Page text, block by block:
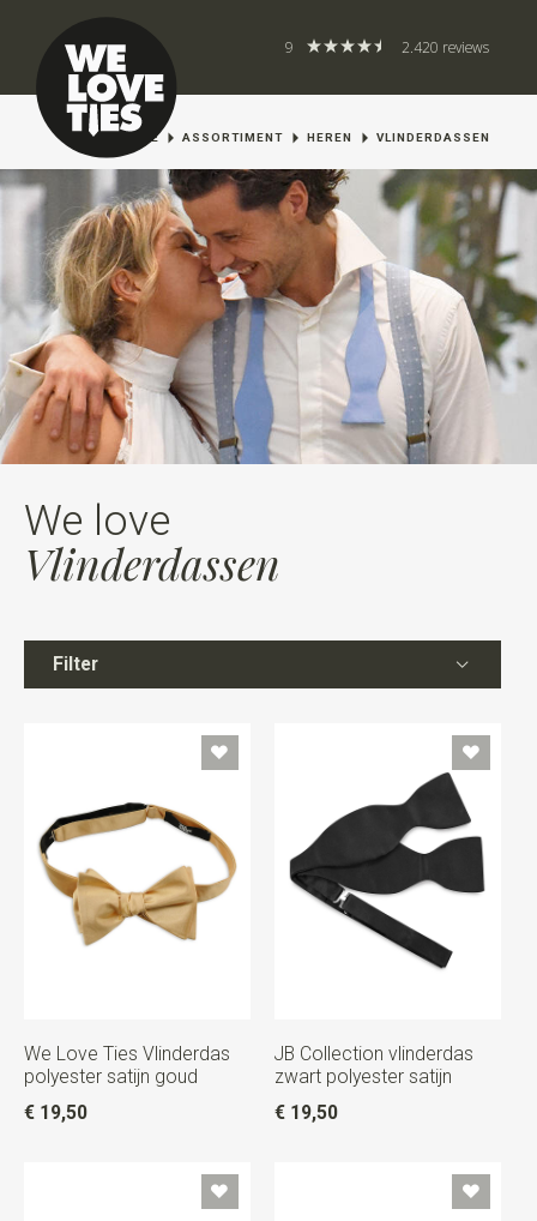
9 2.420 reviews
HOME ASSORTIMENT HEREN VLINDERDASSEN
We love
Vlinderdassen
Filter
We Love Ties Vlinderdas
polyester satijn goud
€ 19,50
JB Collection vlinderdas
zwart polyester satijn
€ 19,50